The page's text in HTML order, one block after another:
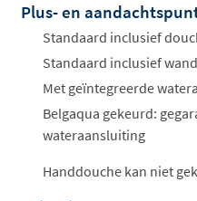
Offertes
ophalen...
Plus- en
Standaard inclusief
Standaard inclusief
Met geïntegreerde
Belgaqua gekeurd:
wateraansluiting
Handdouche kan niet